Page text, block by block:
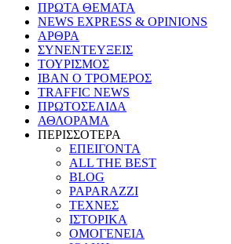
ΠΡΩΤΑ ΘΕΜΑΤΑ
NEWS EXPRESS & OPINIONS
ΑΡΘΡΑ
ΣΥΝΕΝΤΕΥΞΕΙΣ
ΤΟΥΡΙΣΜΟΣ
ΙΒΑΝ Ο ΤΡΟΜΕΡΟΣ
TRAFFIC NEWS
ΠΡΩΤΟΣΕΛΙΔΑ
ΑΘΛΟΡΑΜΑ
ΠΕΡΙΣΣΟΤΕΡΑ
ΕΠΕΙΓΟΝΤΑ
ALL THE BEST
BLOG
PAPARAZZI
ΤΕΧΝΕΣ
ΙΣΤΟΡΙΚΑ
ΟΜΟΓΕΝΕΙΑ